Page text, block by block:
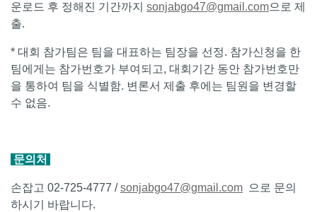
운로드 후 정해진 기간까지 sonjabgo47@gmail.com으로 제
출.
* 대회 참가팀은 팀을 대표하는 팀장을 선정. 참가신청을 한
팀에게는 참가번호가 부여되고, 대회기간 동안 참가번호만
을 통하여 팀을 식별함. 변론서 제출 후에는 팀원을 변경할
수 없음.
문의처
손잡고 02-725-4777 /sonjabgo47@gmail.com 으로 문의
하시기 바랍니다.